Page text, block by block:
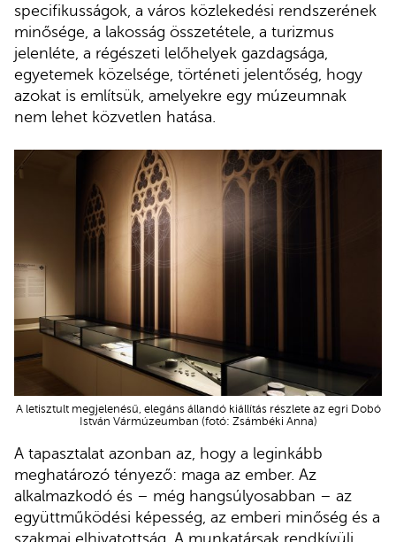
specifikusságok, a város közlekedési rendszerének
minősége, a lakosság összetétele, a turizmus
jelenléte, a régészeti lelőhelyek gazdagsága,
egyetemek közelsége, történeti jelentőség, hogy
azokat is említsük, amelyekre egy múzeumnak
nem lehet közvetlen hatása.
A letisztult megjelenésű, elegáns állandó kiállítás részlete az egri Dobó
István Vármúzeumban (fotó: Zsámbéki Anna)
A tapasztalat azonban az, hogy a leginkább
meghatározó tényező: maga az ember. Az
alkalmazkodó és – még hangsúlyosabban – az
együttműködési képesség, az emberi minőség és a